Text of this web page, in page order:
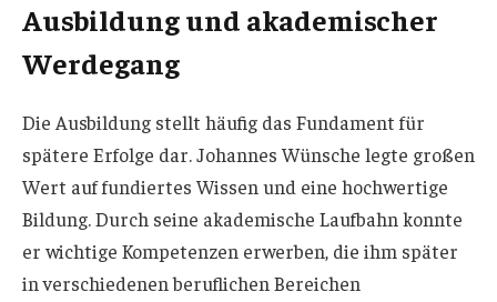
Ausbildung und akademischer
Werdegang
Die Ausbildung stellt häufig das Fundament für
spätere Erfolge dar. Johannes Wünsche legte großen
Wert auf fundiertes Wissen und eine hochwertige
Bildung. Durch seine akademische Laufbahn konnte
er wichtige Kompetenzen erwerben, die ihm später
in verschiedenen beruflichen Bereichen